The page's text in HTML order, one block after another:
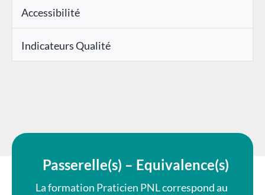
Accessibilité
Indicateurs Qualité
Passerelle(s) – Equivalence(s)
La formation Praticien PNL correspond au